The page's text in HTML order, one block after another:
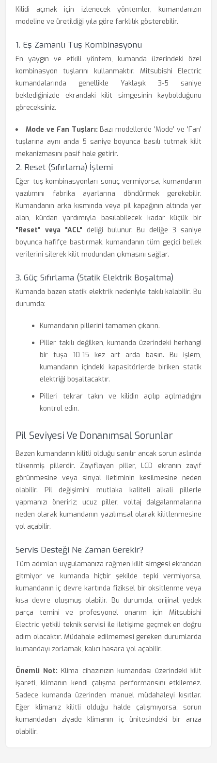
Kilidi açmak için izlenecek yöntemler, kumandanızın
modeline ve üretildiği yıla göre farklılık gösterebilir.
1. Eş Zamanlı Tuş Kombinasyonu
En yaygın ve etkili yöntem, kumanda üzerindeki özel
kombinasyon tuşlarını kullanmaktır. Mitsubishi Electric
kumandalarında genellikle Yaklaşık 3-5 saniye
beklediğinizde ekrandaki kilit simgesinin kaybolduğunu
göreceksiniz.
Mode ve Fan Tuşları: Bazı modellerde 'Mode' ve 'Fan'
tuşlarına aynı anda 5 saniye boyunca basılı tutmak kilit
mekanizmasını pasif hale getirir.
2. Reset (Sıfırlama) İşlemi
Eğer tuş kombinasyonları sonuç vermiyorsa, kumandanın
yazılımını fabrika ayarlarına döndürmek gerekebilir.
Kumandanın arka kısmında veya pil kapağının altında yer
alan, kürdan yardımıyla basılabilecek kadar küçük bir
"Reset" veya "ACL" deliği bulunur. Bu deliğe 3 saniye
boyunca hafifçe bastırmak, kumandanın tüm geçici bellek
verilerini silerek kilit modundan çıkmasını sağlar.
3. Güç Sıfırlama (Statik Elektrik Boşaltma)
Kumanda bazen statik elektrik nedeniyle takılı kalabilir. Bu
durumda:
Kumandanın pillerini tamamen çıkarın.
Piller takılı değilken, kumanda üzerindeki herhangi
bir tuşa 10-15 kez art arda basın. Bu işlem,
kumandanın içindeki kapasitörlerde biriken statik
elektriği boşaltacaktır.
Pilleri tekrar takın ve kilidin açılıp açılmadığını
kontrol edin.
Pil Seviyesi Ve Donanımsal Sorunlar
Bazen kumandanın kilitli olduğu sanılır ancak sorun aslında
tükenmiş pillerdir. Zayıflayan piller, LCD ekranın zayıf
görünmesine veya sinyal iletiminin kesilmesine neden
olabilir. Pil değişimini mutlaka kaliteli alkali pillerle
yapmanızı öneririz; ucuz piller, voltaj dalgalanmalarına
neden olarak kumandanın yazılımsal olarak kilitlenmesine
yol açabilir.
Servis Desteği Ne Zaman Gerekir?
Tüm adımları uygulamanıza rağmen kilit simgesi ekrandan
gitmiyor ve kumanda hiçbir şekilde tepki vermiyorsa,
kumandanın iç devre kartında fiziksel bir oksitlenme veya
kısa devre oluşmuş olabilir. Bu durumda, orijinal yedek
parça temini ve profesyonel onarım için Mitsubishi
Electric yetkili teknik servisi ile iletişime geçmek en doğru
adım olacaktır. Müdahale edilmemesi gereken durumlarda
kumandayı zorlamak, kalıcı hasara yol açabilir.
Önemli Not: Klima cihazınızın kumandası üzerindeki kilit
işareti, klimanın kendi çalışma performansını etkilemez.
Sadece kumanda üzerinden manuel müdahaleyi kısıtlar.
Eğer klimanız kilitli olduğu halde çalışmıyorsa, sorun
kumandadan ziyade klimanın iç ünitesindeki bir arıza
olabilir.